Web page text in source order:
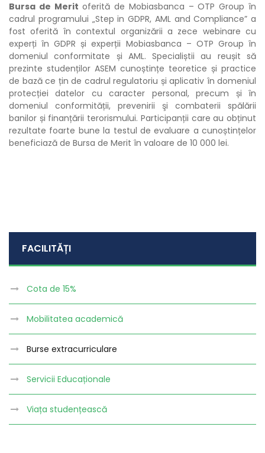
Bursa de Merit oferită de Mobiasbanca – OTP Group în
cadrul programului „Step in GDPR, AML and Compliance” a
fost oferită în contextul organizării a zece webinare cu
experți în GDPR și experții Mobiasbanca – OTP Group în
domeniul conformitate și AML. Specialiștii au reușit să
prezinte studenților ASEM cunoștințe teoretice și practice
de bază ce țin de cadrul regulatoriu și aplicativ în domeniul
protecției datelor cu caracter personal, precum și în
domeniul conformității, prevenirii şi combaterii spălării
banilor și finanțării terorismului. Participanții care au obținut
rezultate foarte bune la testul de evaluare a cunoștințelor
beneficiază de Bursa de Merit în valoare de 10 000 lei.
FACILITĂȚI
Cota de 15%
Mobilitatea academică
Burse extracurriculare
Servicii Educaționale
Viața studențească